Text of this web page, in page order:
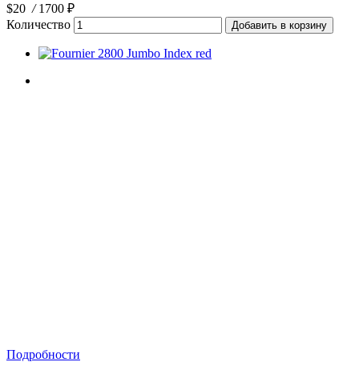
$20 /1700 ₽
Количество
Добавить в корзину
Подробности